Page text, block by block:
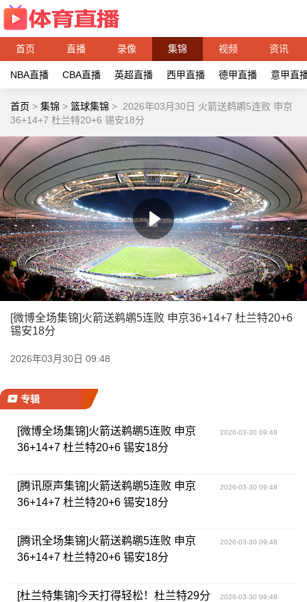
首页 直播 录像 集锦 视频 资讯
NBA直播 CBA直播 英超直播 西甲直播 德甲直播 意甲直
首页 > 集锦 > 篮球集锦 > 2026年03月30日 火箭送鹈鹕5连败 申京
36+14+7 杜兰特20+6 锡安18分
[微博全场集锦]火箭送鹈鹕5连败 申京36+14+7 杜兰特20+6
锡安18分
2026年03月30日 09:48
专辑
[微博全场集锦]火箭送鹈鹕5连败 申京
36+14+7 杜兰特20+6 锡安18分
2026-03-30 09:48
[腾讯原声集锦]火箭送鹈鹕5连败 申京
36+14+7 杜兰特20+6 锡安18分
2026-03-30 09:48
[腾讯全场集锦]火箭送鹈鹕5连败 申京
36+14+7 杜兰特20+6 锡安18分
2026-03-30 09:48
[杜兰特集锦]今天打得轻松！杜兰特29分
2026-03-30 09:48